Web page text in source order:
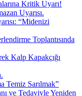
Kritik Uyarı!
Uyarısı.
“Midenizi
Toplantısında
Kalp Kapakçığı
Temiz Sarılmak”
ve Tedaviyle Yeniden